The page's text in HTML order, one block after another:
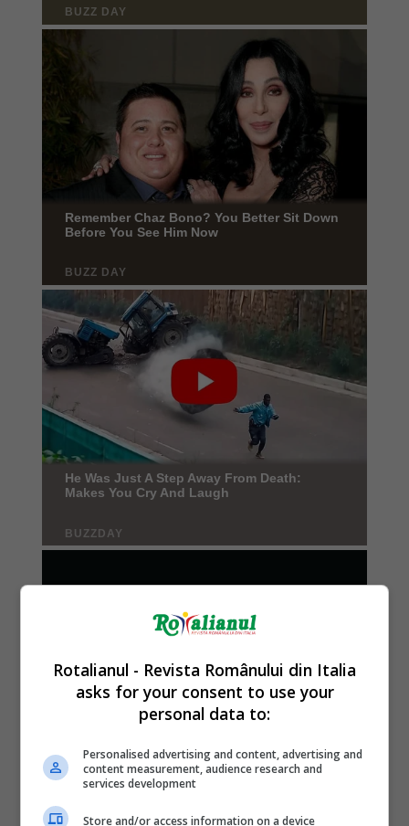
Rotalianul - Revista Românului din Italia
asks for your consent to use your
personal data to:
Personalised advertising and content, advertising and
content measurement, audience research and
services development
Store and/or access information on a device